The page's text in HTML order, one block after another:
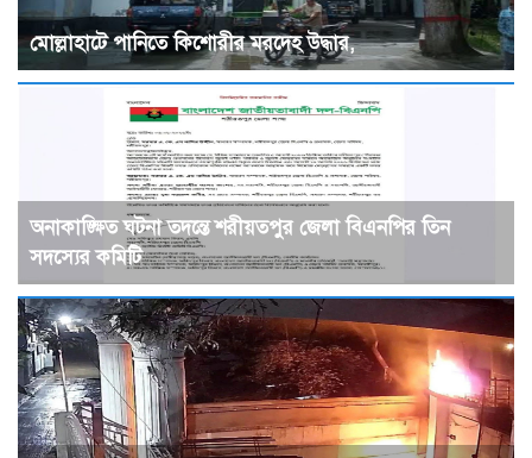
মোল্লাহাটে পানিতে কিশোরীর মরদেহ উদ্ধার,
অনাকাঙ্ক্ষিত ঘটনা তদন্তে শরীয়তপুর জেলা বিএনপির তিন
সদস্যের কমিটি